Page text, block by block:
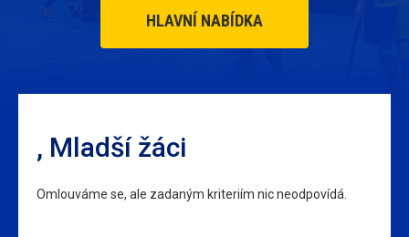
HLAVNÍ NABÍDKA
, Mladší žáci
Omlouváme se, ale zadaným kriteriím nic neodpovídá.